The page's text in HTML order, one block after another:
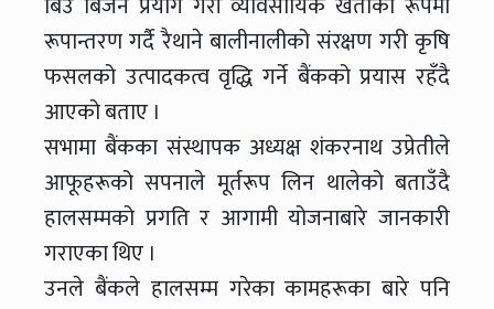
रूपान्तरण गर्दै रैथाने बालीनालीको संरक्षण गरी कृषि
फसलको उत्पादकत्व वृद्धि गर्ने बैंकको प्रयास रहँदै
आएको बताए ।
सभामा बैंकका संस्थापक अध्यक्ष शंकरनाथ उप्रेतीले
आफूहरूको सपनाले मूर्तरूप लिन थालेको बताउँदै
हालसम्मको प्रगति र आगामी योजनाबारे जानकारी
गराएका थिए ।
उनले बैंकले हालसम्म गरेका कामहरूका बारे पनि